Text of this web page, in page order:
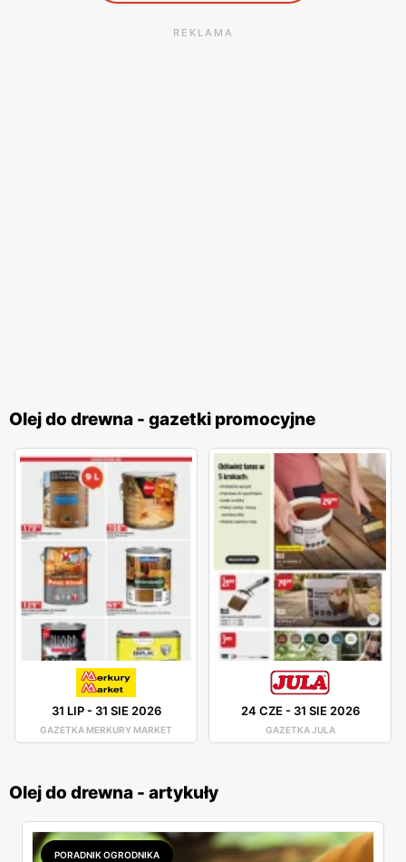
REKLAMA
Olej do drewna - gazetki promocyjne
31 LIP- 31 SIE 2026
GAZETKA MERKURY MARKET
24 CZE- 31 SIE 2026
GAZETKA JULA
Olej do drewna - artykuły
PORADNIK OGRODNIKA